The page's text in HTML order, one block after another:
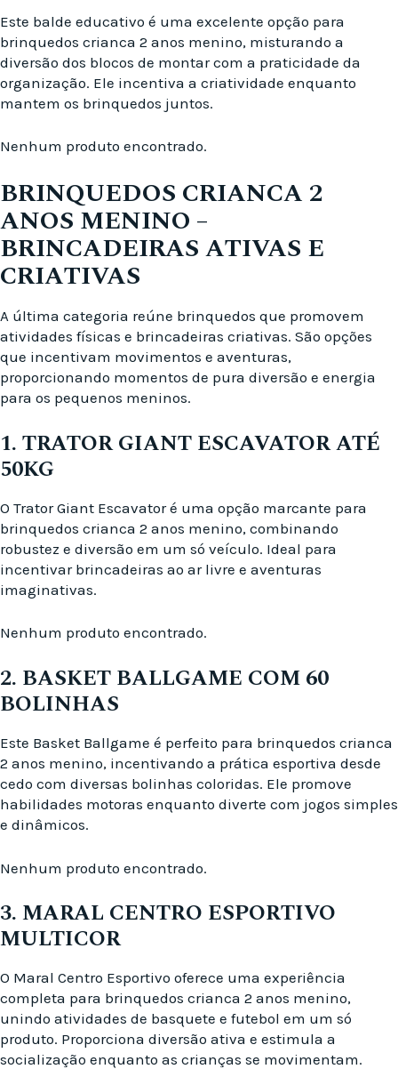
Este balde educativo é uma excelente opção para
brinquedos crianca 2 anos menino, misturando a
diversão dos blocos de montar com a praticidade da
organização. Ele incentiva a criatividade enquanto
mantem os brinquedos juntos.
Nenhum produto encontrado.
BRINQUEDOS CRIANCA 2
ANOS MENINO –
BRINCADEIRAS ATIVAS E
CRIATIVAS
A última categoria reúne brinquedos que promovem
atividades físicas e brincadeiras criativas. São opções
que incentivam movimentos e aventuras,
proporcionando momentos de pura diversão e energia
para os pequenos meninos.
1. TRATOR GIANT ESCAVATOR ATÉ
50KG
O Trator Giant Escavator é uma opção marcante para
brinquedos crianca 2 anos menino, combinando
robustez e diversão em um só veículo. Ideal para
incentivar brincadeiras ao ar livre e aventuras
imaginativas.
Nenhum produto encontrado.
2. BASKET BALLGAME COM 60
BOLINHAS
Este Basket Ballgame é perfeito para brinquedos crianca
2 anos menino, incentivando a prática esportiva desde
cedo com diversas bolinhas coloridas. Ele promove
habilidades motoras enquanto diverte com jogos simples
e dinâmicos.
Nenhum produto encontrado.
3. MARAL CENTRO ESPORTIVO
MULTICOR
O Maral Centro Esportivo oferece uma experiência
completa para brinquedos crianca 2 anos menino,
unindo atividades de basquete e futebol em um só
produto. Proporciona diversão ativa e estimula a
socialização enquanto as crianças se movimentam.